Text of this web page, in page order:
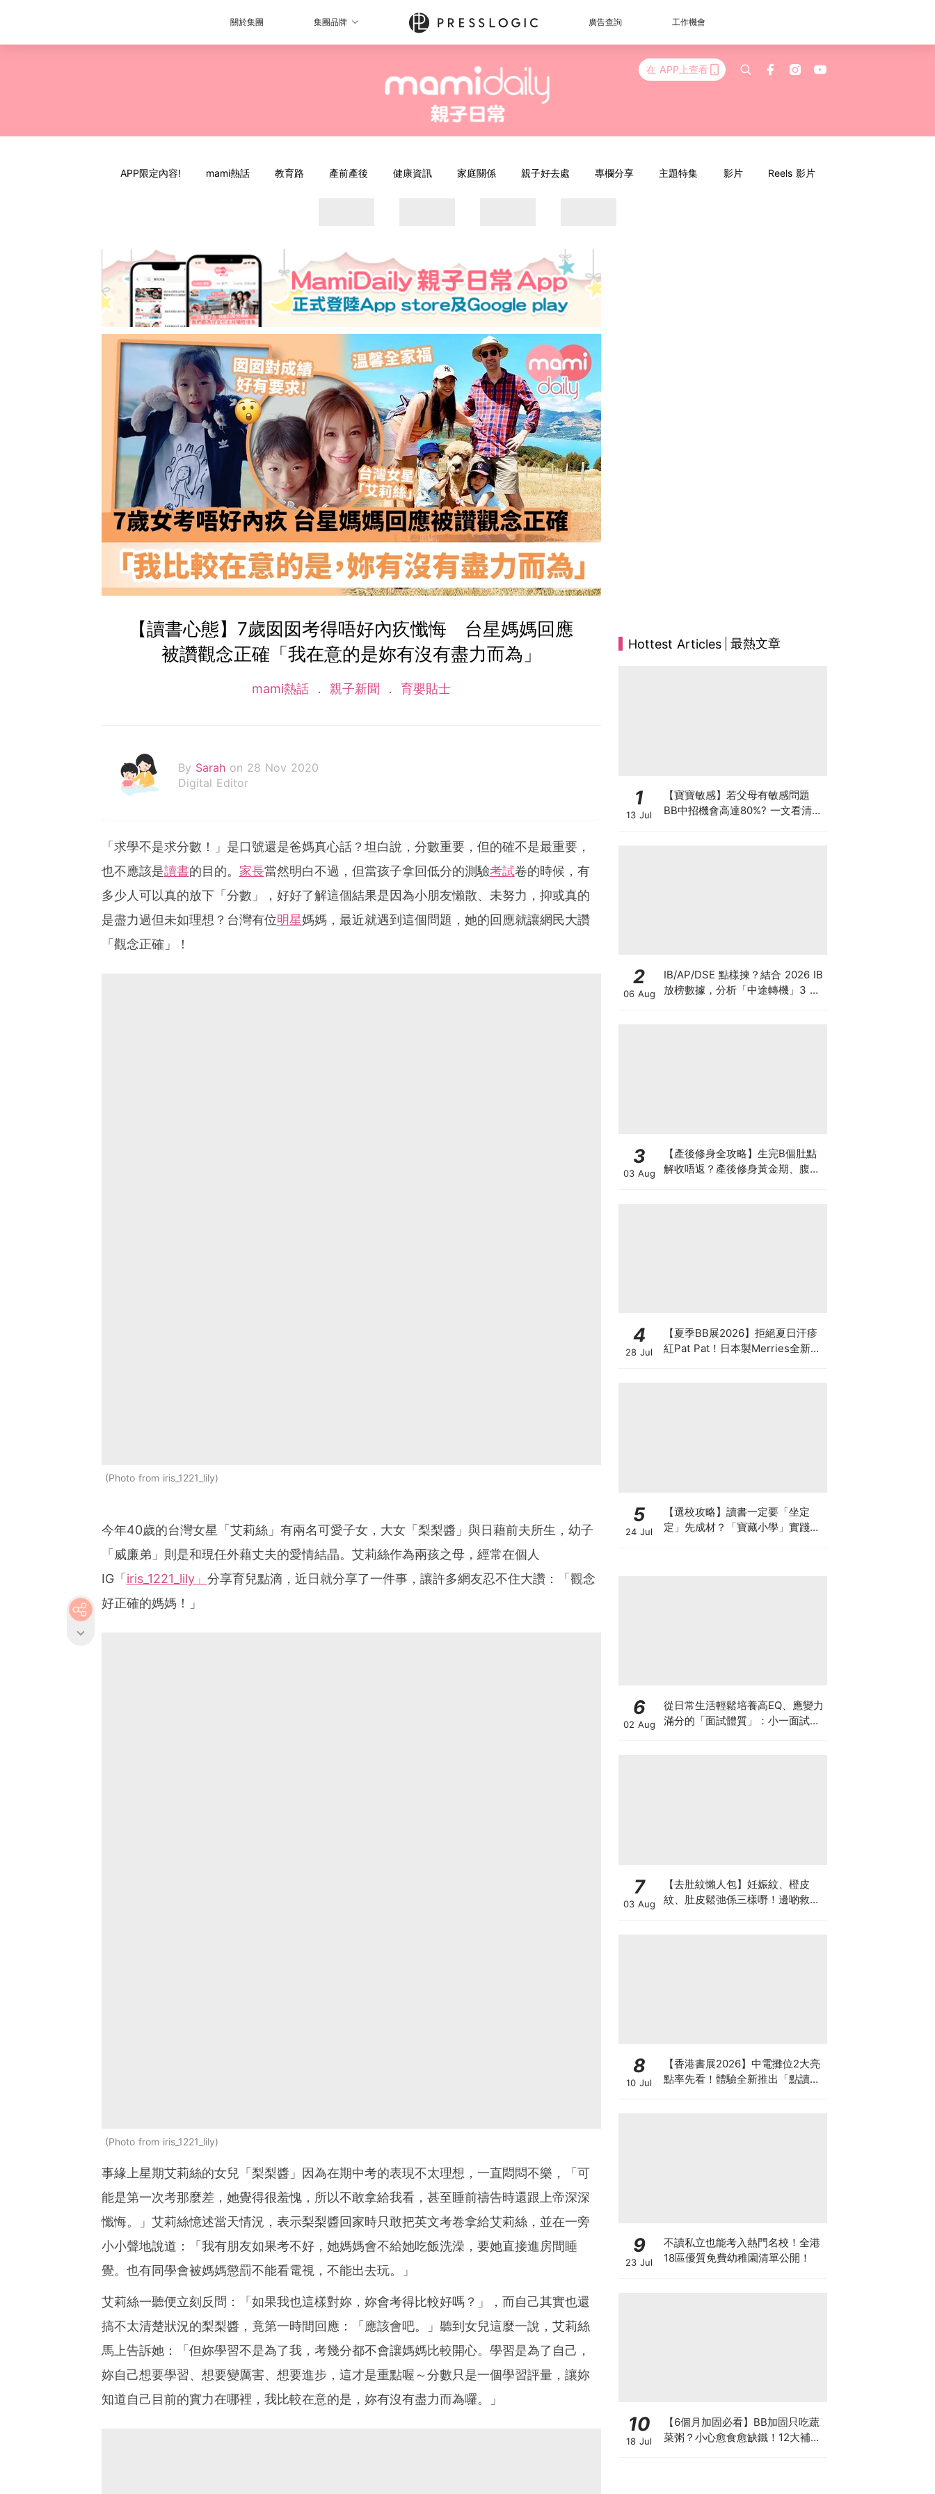
關於集團 集團品牌 廣告查詢 工作機會
在 APP上查看
APP限定內容! mami熱話 教育路 產前產後 健康資訊 家庭關係 親子好去處 專欄分享 主題特集 影片 Reels 影片
【讀書心態】7歲囡囡考得唔好內疚懺悔 台星媽媽回應
被讚觀念正確「我在意的是妳有沒有盡力而為」
mami熱話 親子新聞 育嬰貼士
By Sarah on 28 Nov 2020
Digital Editor
「求學不是求分數！」是口號還是爸媽真心話？坦白說，分數重要，但的確不是最重要，
也不應該是讀書的目的。 家長當然明白不過，但當孩子拿回低分的測驗考試卷的時候，有
多少人可以真的放下「分數」，好好了解這個結果是因為小朋友懶散、未努力，抑或真的
是盡力過但未如理想？台灣有位明星媽媽，最近就遇到這個問題，她的回應就讓網民大讚
「觀念正確」！
Photo from iris_1221_lily
今年40歲的台灣女星「艾莉絲」有兩名可愛子女，大女「梨梨醬」與日藉前夫所生，幼子
「威廉弟」則是和現任外藉丈夫的愛情結晶。艾莉絲作為兩孩之母，經常在個人
IG「 iris_1221_lily」 分享育兒點滴，近日就分享了一件事，讓許多網友忍不住大讚：「觀念
好正確的媽媽！」
Photo from iris_1221_lily
事緣上星期艾莉絲的女兒「梨梨醬」因為在期中考的表現不太理想，一直悶悶不樂，「可
能是第一次考那麼差，她覺得很羞愧，所以不敢拿給我看，甚至睡前禱告時還跟上帝深深
懺悔。」艾莉絲憶述當天情況，表示梨梨醬回家時只敢把英文考卷拿給艾莉絲，並在一旁
小小聲地說道：「我有朋友如果考不好，她媽媽會不給她吃飯洗澡，要她直接進房間睡
覺。也有同學會被媽媽懲罰不能看電視，不能出去玩。」
艾莉絲一聽便立刻反問：「如果我也這樣對妳，妳會考得比較好嗎？」，而自己其實也還
搞不太清楚狀況的梨梨醬，竟第一時間回應：「應該會吧。」聽到女兒這麼一說，艾莉絲
馬上告訴她：「但妳學習不是為了我，考幾分都不會讓媽媽比較開心。學習是為了自己，
妳自己想要學習、想要變厲害、想要進步，這才是重點喔～分數只是一個學習評量，讓妳
知道自己目前的實力在哪裡，我比較在意的是，妳有沒有盡力而為囉。」
Hottest Articles 最熱文章
1
13 Jul
【寶寶敏感】若父母有敏感問題
BB中招機會高達80%? 一文看清預
2
06 Aug
IB/AP/DSE 點樣揀？結合 2026 IB
放榜數據，分析「中途轉機」3 大
3
03 Aug
【產後修身全攻略】生完B個肚點
解收唔返？產後修身黃金期、腹直
4
28 Jul
【夏季BB展2026】拒絕夏日汗疹
紅Pat Pat！日本製Merries全新超
5
24 Jul
【選校攻略】讀書一定要「坐定
定」先成材？「寶藏小學」實踐動
6
02 Aug
從日常生活輕鬆培養高EQ、應變力
滿分的「面試體質」：小一面試最
7
03 Aug
【去肚紋懶人包】妊娠紋、橙皮
紋、肚皮鬆弛係三樣嘢！邊啲救得
8
10 Jul
【香港書展2026】中電攤位2大亮
點率先看！體驗全新推出「點讀故
9
23 Jul
不讀私立也能考入熱門名校！全港
18區優質免費幼稚園清單公開！
10
18 Jul
【6個月加固必看】BB加固只吃蔬
菜粥？小心愈食愈缺鐵！12大補鐵